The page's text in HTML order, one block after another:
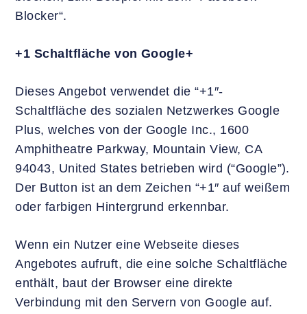
Blocker“.
+1 Schaltfläche von Google+
Dieses Angebot verwendet die “+1″-
Schaltfläche des sozialen Netzwerkes Google
Plus, welches von der Google Inc., 1600
Amphitheatre Parkway, Mountain View, CA
94043, United States betrieben wird (“Google”).
Der Button ist an dem Zeichen “+1″ auf weißem
oder farbigen Hintergrund erkennbar.
Wenn ein Nutzer eine Webseite dieses
Angebotes aufruft, die eine solche Schaltfläche
enthält, baut der Browser eine direkte
Verbindung mit den Servern von Google auf.